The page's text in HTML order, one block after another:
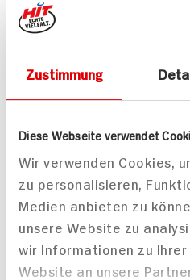
Zustimmung
Diese Webseite verwendet
Wir verwenden Cookies,
zu personalisieren,
Medien anbieten zu
unsere Website zu
wir Informationen zu
Website an unsere
Tofu-Nuggets mit
Guacamole
1.172 kcal p. Portion
Leicht
Vegan